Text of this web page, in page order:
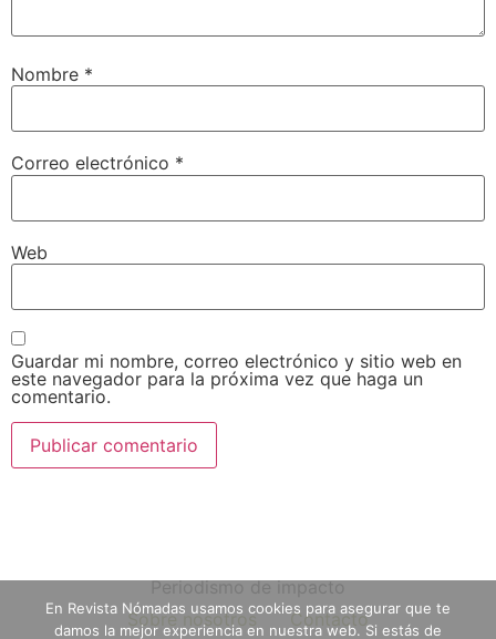
Nombre *
Correo electrónico *
Web
Guardar mi nombre, correo electrónico y sitio web en
este navegador para la próxima vez que haga un
comentario.
Periodismo de impacto
Sobre nosotros
Contacto
En Revista Nómadas usamos cookies para asegurar que te
damos la mejor experiencia en nuestra web. Si estás de